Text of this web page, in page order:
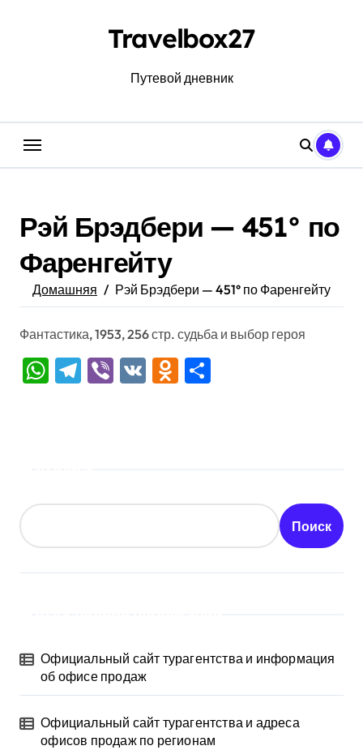
Travelbox27
Путевой дневник
Рэй Брэдбери — 451° по
Фаренгейту
Домашняя Рэй Брэдбери — 451° по Фаренгейту
Фантастика, 1953, 256 стр. судьба и выбор героя
WhatsApp
Telegram
Viber
VK Odnoklassniki
Поиск
Официальный сайт турагентства и информация
об офисе продаж
Официальный сайт турагентства и адреса
офисов продаж по регионам